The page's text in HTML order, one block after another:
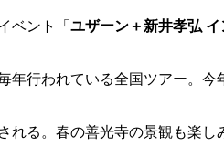
ベント「 ユザーン＋新井孝弘
行われている全国ツアー。
れる。春の善光寺の景観も楽